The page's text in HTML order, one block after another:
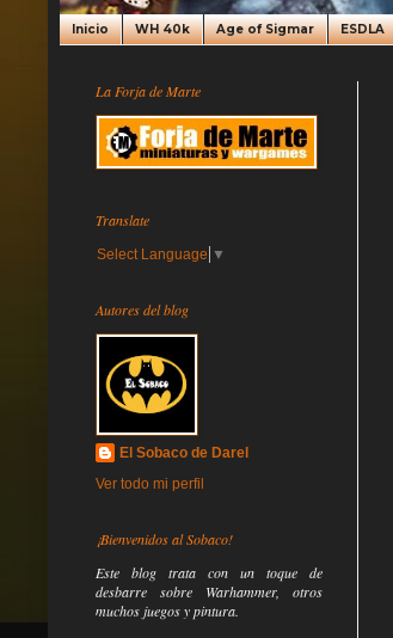
Inicio WH 40k Age of Sigmar ESDLA
La Forja de Marte
Translate
Select Language ▼
Autores del blog
El Sobaco de Darel
Ver todo mi perfil
¡Bienvenidos al Sobaco!
Este blog trata con un toque de
desbarre sobre Warhammer, otros
muchos juegos y pintura.